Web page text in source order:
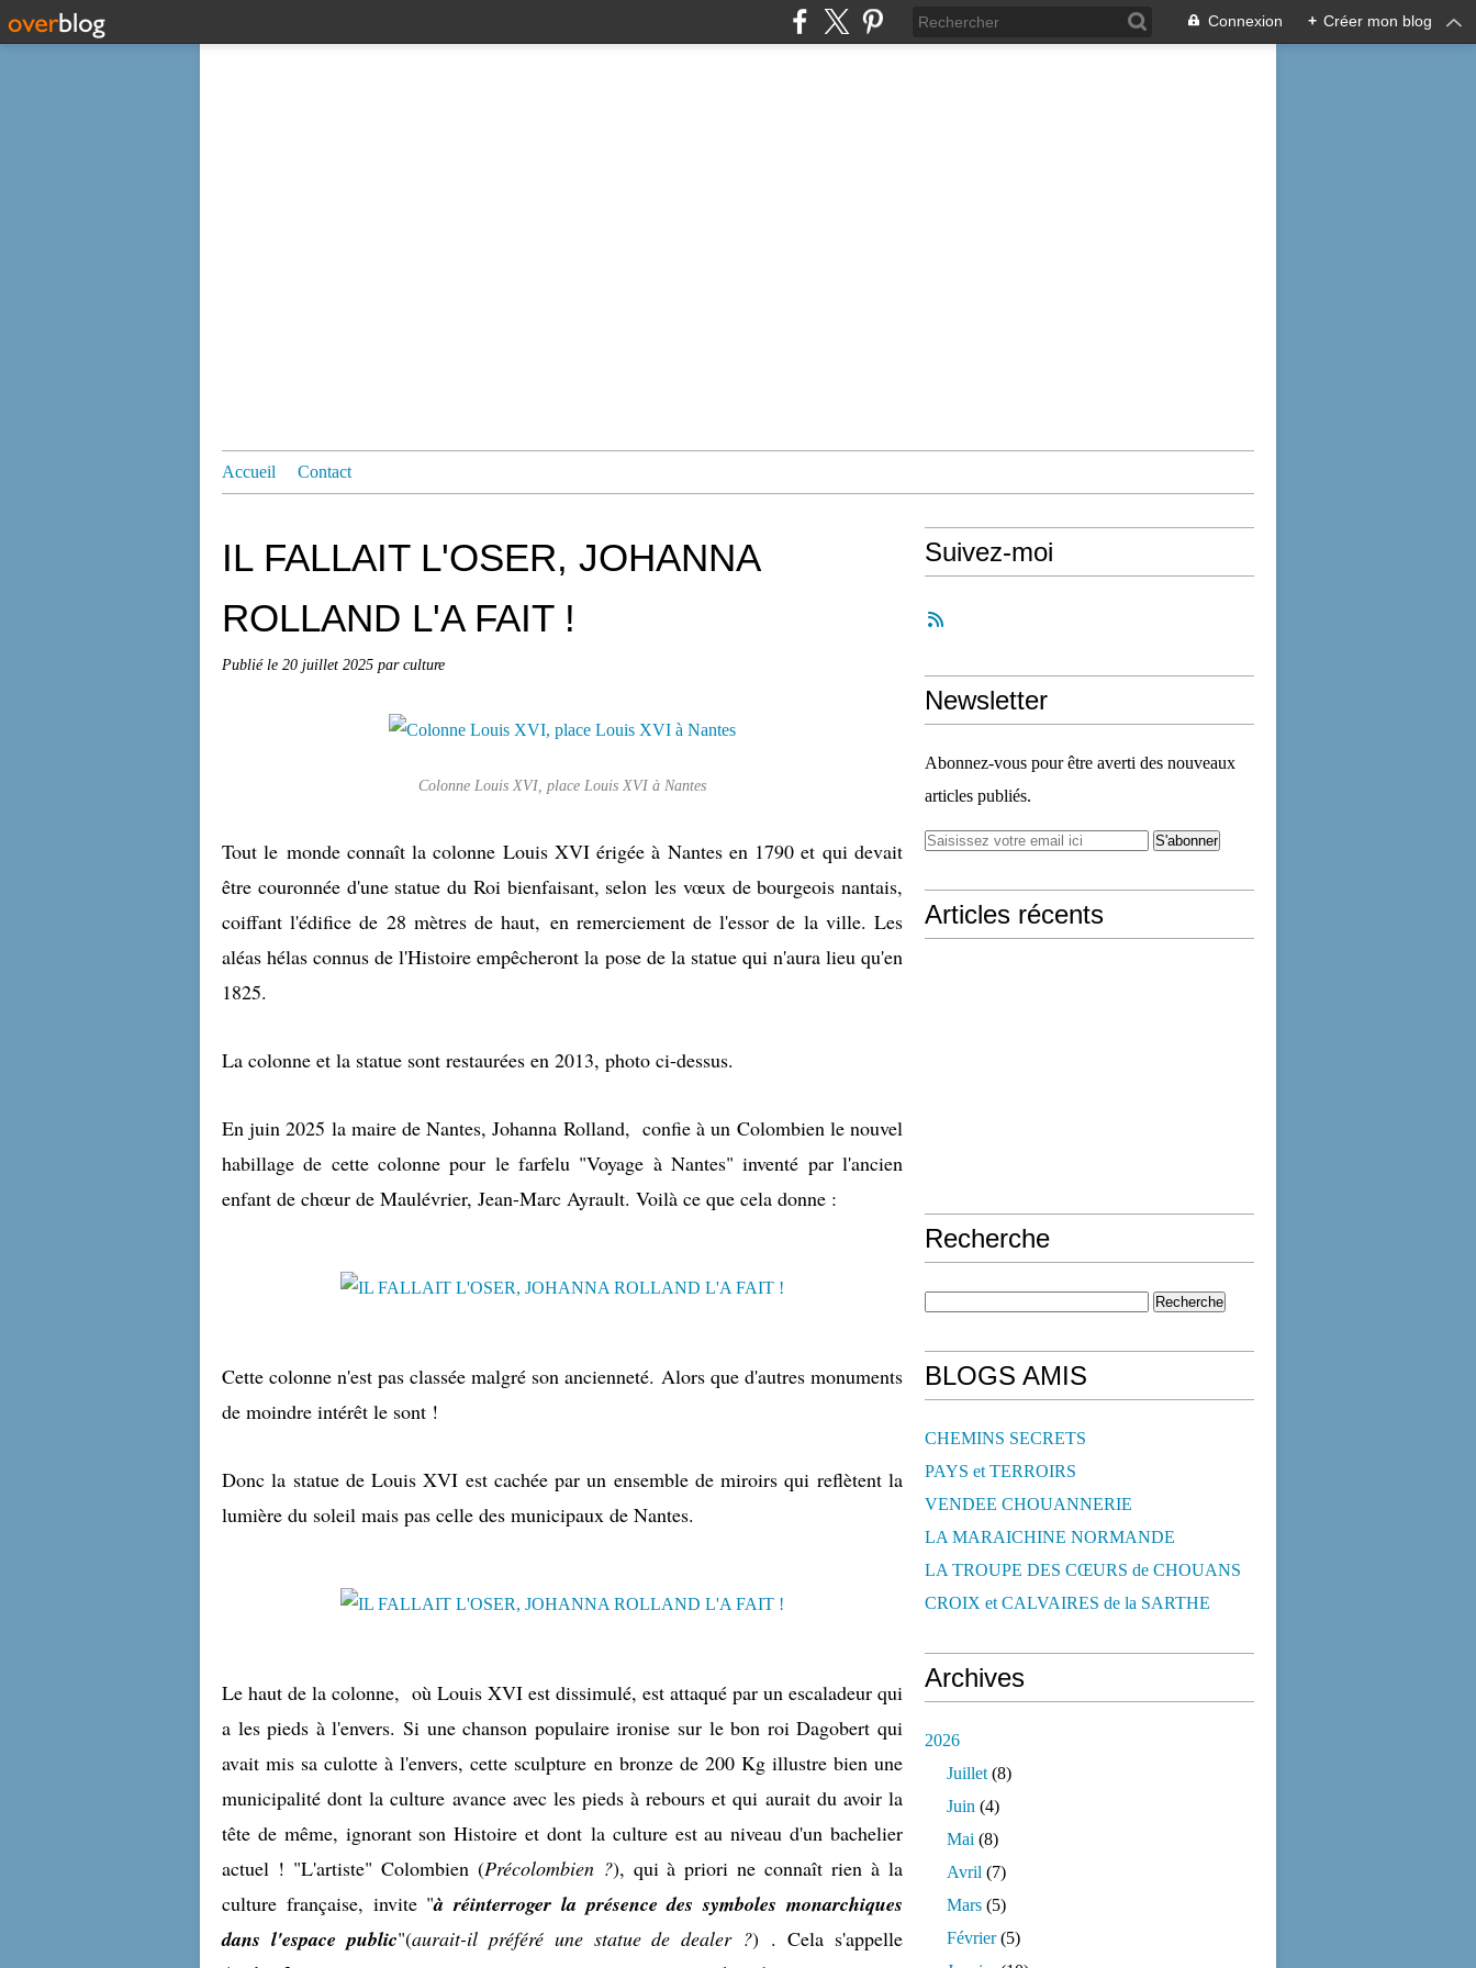
Connexion + Créer mon blog
Accueil Contact
IL FALLAIT L'OSER, JOHANNA
ROLLAND L'A FAIT !
Publié le 20 juillet 2025 par culture
Colonne Louis XVI, place Louis XVI à Nantes
Tout le monde connaît la colonne Louis XVI érigée à Nantes en 1790 et qui devait
être couronnée d'une statue du Roi bienfaisant, selon les vœux de bourgeois nantais,
coiffant l'édifice de 28 mètres de haut, en remerciement de l'essor de la ville. Les
aléas hélas connus de l'Histoire empêcheront la pose de la statue qui n'aura lieu qu'en
1825.
La colonne et la statue sont restaurées en 2013, photo ci-dessus.
En juin 2025 la maire de Nantes, Johanna Rolland, confie à un Colombien le nouvel
habillage de cette colonne pour le farfelu "Voyage à Nantes" inventé par l'ancien
enfant de chœur de Maulévrier, Jean-Marc Ayrault. Voilà ce que cela donne :
Cette colonne n'est pas classée malgré son ancienneté. Alors que d'autres monuments
de moindre intérêt le sont !
Donc la statue de Louis XVI est cachée par un ensemble de miroirs qui reflètent la
lumière du soleil mais pas celle des municipaux de Nantes.
Le haut de la colonne, où Louis XVI est dissimulé, est attaqué par un escaladeur qui
a les pieds à l'envers. Si une chanson populaire ironise sur le bon roi Dagobert qui
avait mis sa culotte à l'envers, cette sculpture en bronze de 200 Kg illustre bien une
municipalité dont la culture avance avec les pieds à rebours et qui aurait du avoir la
tête de même, ignorant son Histoire et dont la culture est au niveau d'un bachelier
actuel ! "L'artiste" Colombien (Précolombien ?), qui à priori ne connaît rien à la
culture française, invite "à réinterroger la présence des symboles monarchiques
dans l'espace public"(aurait-il préféré une statue de dealer ?) . Cela s'appelle
Suivez-moi
Newsletter
Abonnez-vous pour être averti des nouveaux
articles publiés.
Articles récents
Recherche
BLOGS AMIS
CHEMINS SECRETS
PAYS et TERROIRS
VENDEE CHOUANNERIE
LA MARAICHINE NORMANDE
LA TROUPE DES CŒURS de CHOUANS
CROIX et CALVAIRES de la SARTHE
Archives
2026
Juillet (8)
Juin (4)
Mai (8)
Avril (7)
Mars (5)
Février(5)